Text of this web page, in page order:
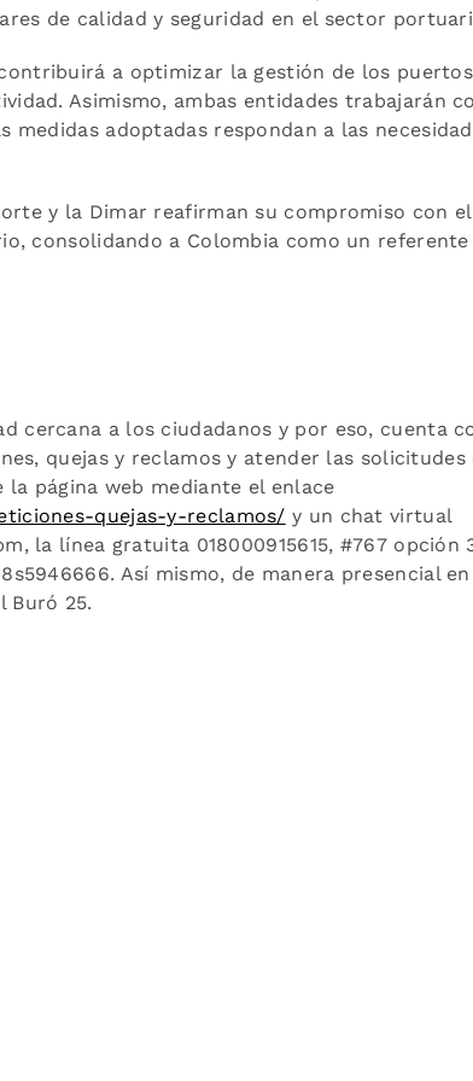
de calidad y seguridad en el sector
a optimizar la gestión de los
Asimismo, ambas entidades trabajarán
adoptadas respondan a las
y la Dimar reafirman su compromiso con el
consolidando a Colombia como un referente
cercana a los ciudadanos y por eso, cuenta
quejas y reclamos y atender las solicitudes
página web mediante el enlace
quejas-y-reclamos/ y un chat virtual
la línea gratuita 018000915615, #767 opción
Así mismo, de manera presencial
Buró 25.